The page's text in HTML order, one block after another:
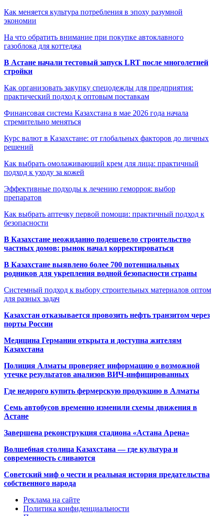
Как меняется культура потребления в эпоху разумной
экономии
На что обратить внимание при покупке автоклавного
газоблока для коттеджа
В Астане начали тестовый запуск LRT после многолетней
стройки
Как организовать закупку спецодежды для предприятия:
практический подход к оптовым поставкам
Финансовая система Казахстана в мае 2026 года начала
стремительно меняться
Курс валют в Казахстане: от глобальных факторов до личных
решений
Как выбрать омолаживающий крем для лица: практичный
подход к уходу за кожей
Эффективные подходы к лечению геморроя: выбор
препаратов
Как выбрать аптечку первой помощи: практичный подход к
безопасности
В Казахстане неожиданно подешевело строительство
частных домов: рынок начал корректироваться
В Казахстане выявлено более 700 потенциальных
родников для укрепления водной безопасности страны
Системный подход к выбору строительных материалов оптом
для разных задач
Казахстан отказывается провозить нефть транзитом через
порты России
Медицина Германии открыта и доступна жителям
Казахстана
Полиция Алматы проверяет информацию о возможной
утечке результатов анализов ВИЧ-инфицированных
Где недорого купить фермерскую продукцию в Алматы
Семь автобусов временно изменили схемы движения в
Астане
Завершена реконструкция стадиона «Астана Арена»
Волшебная столица Казахстана — где культура и
современность сливаются
Советский миф о чести и реальная история предательства
собственного народа
Реклама на сайте
Политика конфиденциальности